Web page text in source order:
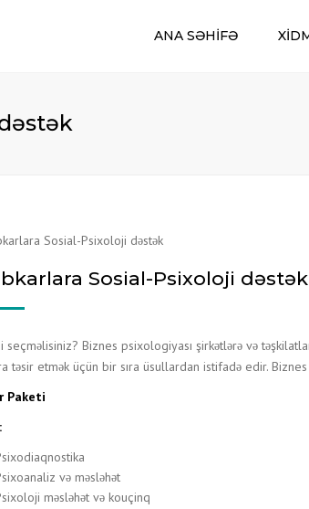
ANA SƏHIFƏ
KONSALTINQ
AUDIT XIDMƏTLƏRI
VERGI, DSMF VƏ
HESABATLARININ
Sosial-Psixoloji dəstək
seçməlisiniz? Biznes psixologiyası şirkətlərə və
təsir etmək üçün bir sıra üsullardan istifadə edir.
Paketi
və məsləhət
məsləhət və kouçinq